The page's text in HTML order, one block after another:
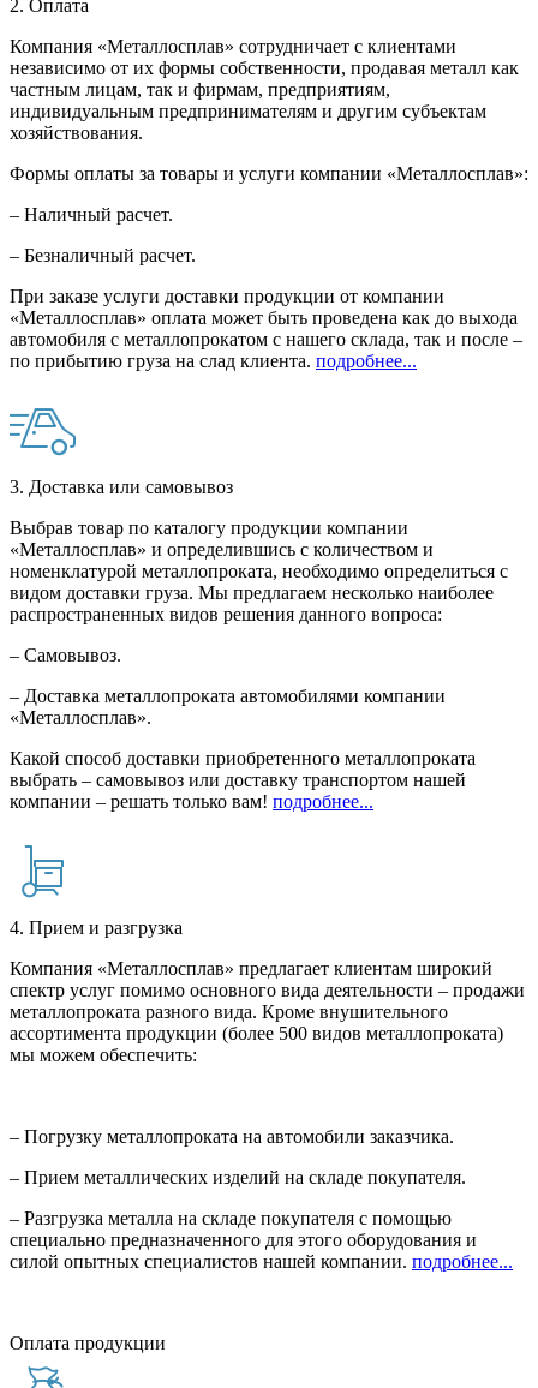
2. Оплата
Компания «Металлосплав» сотрудничает с клиентами
независимо от их формы собственности, продавая металл как
частным лицам, так и фирмам, предприятиям,
индивидуальным предпринимателям и другим субъектам
хозяйствования.
Формы оплаты за товары и услуги компании «Металлосплав»:
– Наличный расчет.
– Безналичный расчет.
При заказе услуги доставки продукции от компании
«Металлосплав» оплата может быть проведена как до выхода
автомобиля с металлопрокатом с нашего склада, так и после –
по прибытию груза на слад клиента. подробнее...
3. Доставка или самовывоз
Выбрав товар по каталогу продукции компании
«Металлосплав» и определившись с количеством и
номенклатурой металлопроката, необходимо определиться с
видом доставки груза. Мы предлагаем несколько наиболее
распространенных видов решения данного вопроса:
– Самовывоз.
– Доставка металлопроката автомобилями компании
«Металлосплав».
Какой способ доставки приобретенного металлопроката
выбрать – самовывоз или доставку транспортом нашей
компании – решать только вам! подробнее...
4. Прием и разгрузка
Компания «Металлосплав» предлагает клиентам широкий
спектр услуг помимо основного вида деятельности – продажи
металлопроката разного вида. Кроме внушительного
ассортимента продукции (более 500 видов металлопроката)
мы можем обеспечить:
– Погрузку металлопроката на автомобили заказчика.
– Прием металлических изделий на складе покупателя.
– Разгрузка металла на складе покупателя с помощью
специально предназначенного для этого оборудования и
силой опытных специалистов нашей компании. подробнее...
Оплата продукции